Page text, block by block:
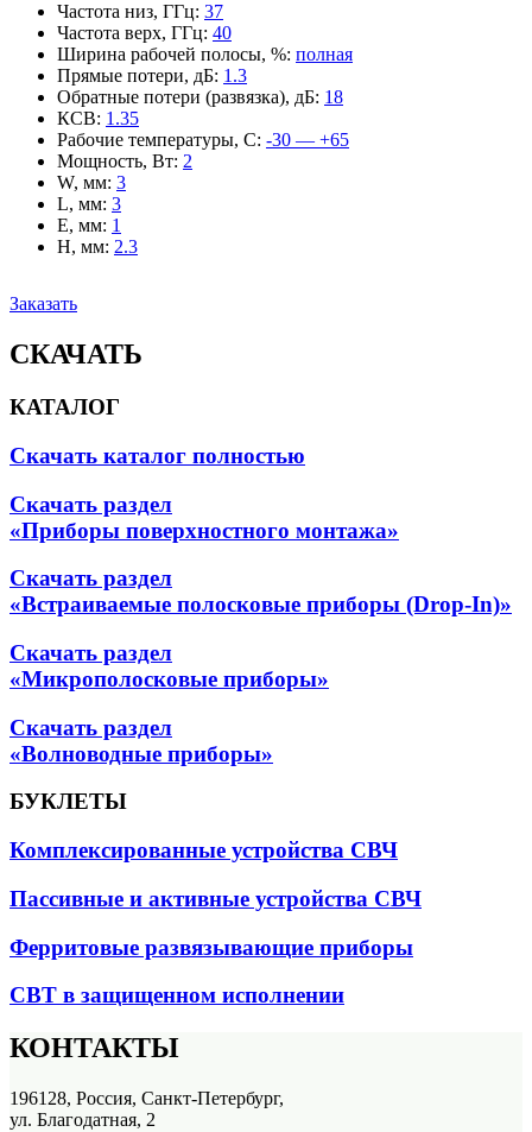
Частота низ, ГГц: 37
Частота верх, ГГц: 40
Ширина рабочей полосы, %: полная
Прямые потери, дБ: 1.3
Обратные потери (развязка), дБ: 18
КСВ: 1.35
Рабочие температуры, С: -30 — +65
Мощность, Вт: 2
W, мм: 3
L, мм: 3
E, мм: 1
H, мм: 2.3
Заказать
СКАЧАТЬ
КАТАЛОГ
Скачать каталог полностью
Скачать раздел
«Приборы поверхностного монтажа»
Скачать раздел
«Встраиваемые полосковые приборы (Drop-In)»
Скачать раздел
«Микрополосковые приборы»
Скачать раздел
«Волноводные приборы»
БУКЛЕТЫ
Комплексированные устройства СВЧ
Пассивные и активные устройства СВЧ
Ферритовые развязывающие приборы
СВТ в защищенном исполнении
КОНТАКТЫ
196128, Россия, Санкт-Петербург,
ул. Благодатная, 2